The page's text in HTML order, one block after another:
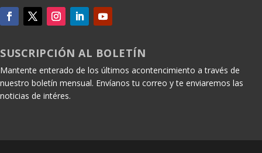
SUSCRIPCIÓN AL BOLETÍN
Mantente enterado de los últimos acontencimiento a través de
nuestro boletín mensual. Envíanos tu correo y te enviaremos las
noticias de intéres.